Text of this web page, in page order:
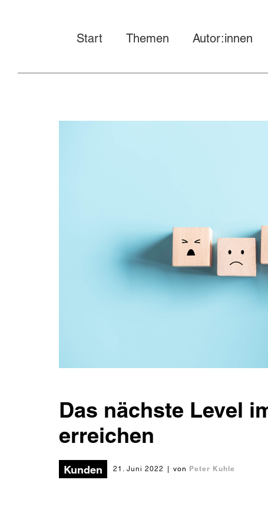
Start Themen Autor:innen
Das nächste Level
erreichen
Kunden 21. Juni 2022 | von Peter Kuhle